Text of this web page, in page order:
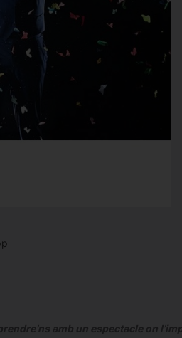
amb un espectacle on